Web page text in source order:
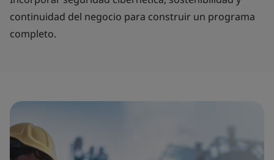
continuidad del negocio para construir un programa
completo.